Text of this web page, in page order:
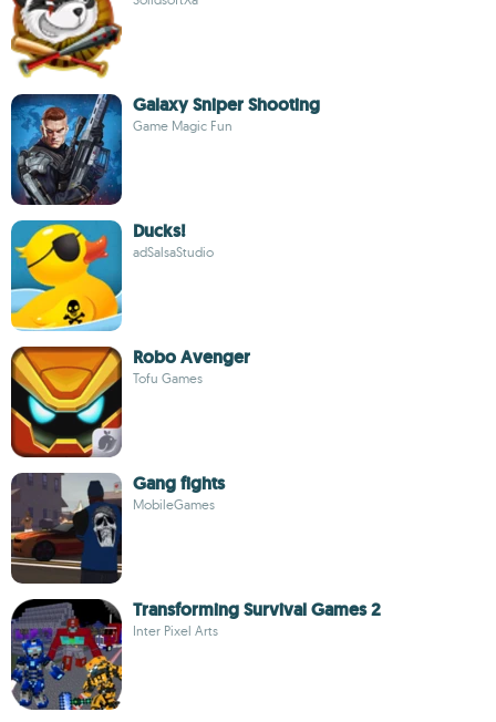
Galaxy Sniper Shooting
Game Magic Fun
Ducks!
adSalsaStudio
Robo Avenger
Tofu Games
Gang fights
MobileGames
Transforming Survival Games 2
Inter Pixel Arts